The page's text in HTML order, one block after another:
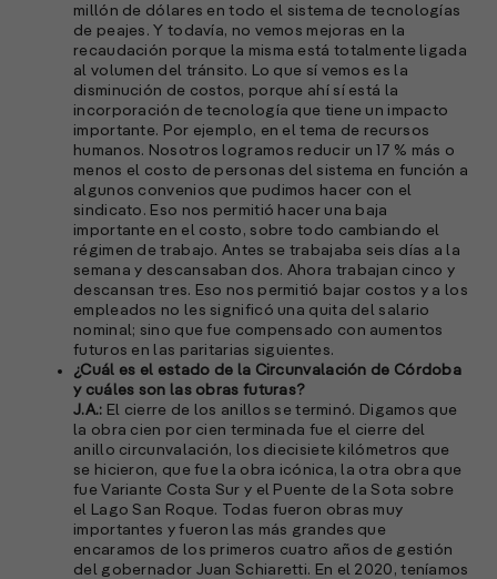
millón de dólares en todo el sistema de tecnologías
de peajes. Y todavía, no vemos mejoras en la
recaudación porque la misma está totalmente ligada
al volumen del tránsito. Lo que sí vemos es la
disminución de costos, porque ahí sí está la
incorporación de tecnología que tiene un impacto
importante. Por ejemplo, en el tema de recursos
humanos. Nosotros logramos reducir un 17 % más o
menos el costo de personas del sistema en función a
algunos convenios que pudimos hacer con el
sindicato. Eso nos permitió hacer una baja
importante en el costo, sobre todo cambiando el
régimen de trabajo. Antes se trabajaba seis días a la
semana y descansaban dos. Ahora trabajan cinco y
descansan tres. Eso nos permitió bajar costos y a los
empleados no les significó una quita del salario
nominal; sino que fue compensado con aumentos
futuros en las paritarias siguientes.
¿Cuál es el estado de la Circunvalación de Córdoba
y cuáles son las obras futuras?
J.A.: El cierre de los anillos se terminó. Digamos que
la obra cien por cien terminada fue el cierre del
anillo circunvalación, los diecisiete kilómetros que
se hicieron, que fue la obra icónica, la otra obra que
fue Variante Costa Sur y el Puente de la Sota sobre
el Lago San Roque. Todas fueron obras muy
importantes y fueron las más grandes que
encaramos de los primeros cuatro años de gestión
del gobernador Juan Schiaretti. En el 2020, teníamos